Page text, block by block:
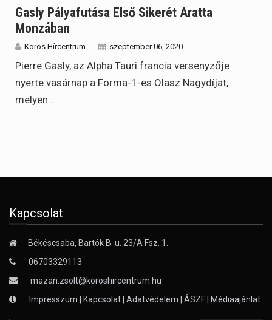
Gasly Pályafutása Első Sikerét Aratta
Monzában
Körös Hírcentrum szeptember 06, 2020
Pierre Gasly, az Alpha Tauri francia versenyzője
nyerte vasárnap a Forma-1-es Olasz Nagydíjat,
melyen…
Kapcsolat
Békéscsaba, Bartók B. u. 23/A Fsz. 1.
06703329113
mazan.zsolt@koroshircentrum.hu
Impresszum
Kapcsolat Adatvédelem ÁSZF Médiaajánlat